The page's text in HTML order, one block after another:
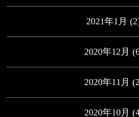
2021年1月
2020年12月
2020年11月
2020年10月